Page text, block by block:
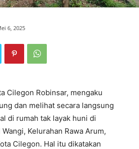
6, 2025
Cilegon Robinsar, mengaku
dan melihat secara langsung
di rumah tak layak huni di
Kelurahan Rawa Arum,
Cilegon. Hal itu dikatakan